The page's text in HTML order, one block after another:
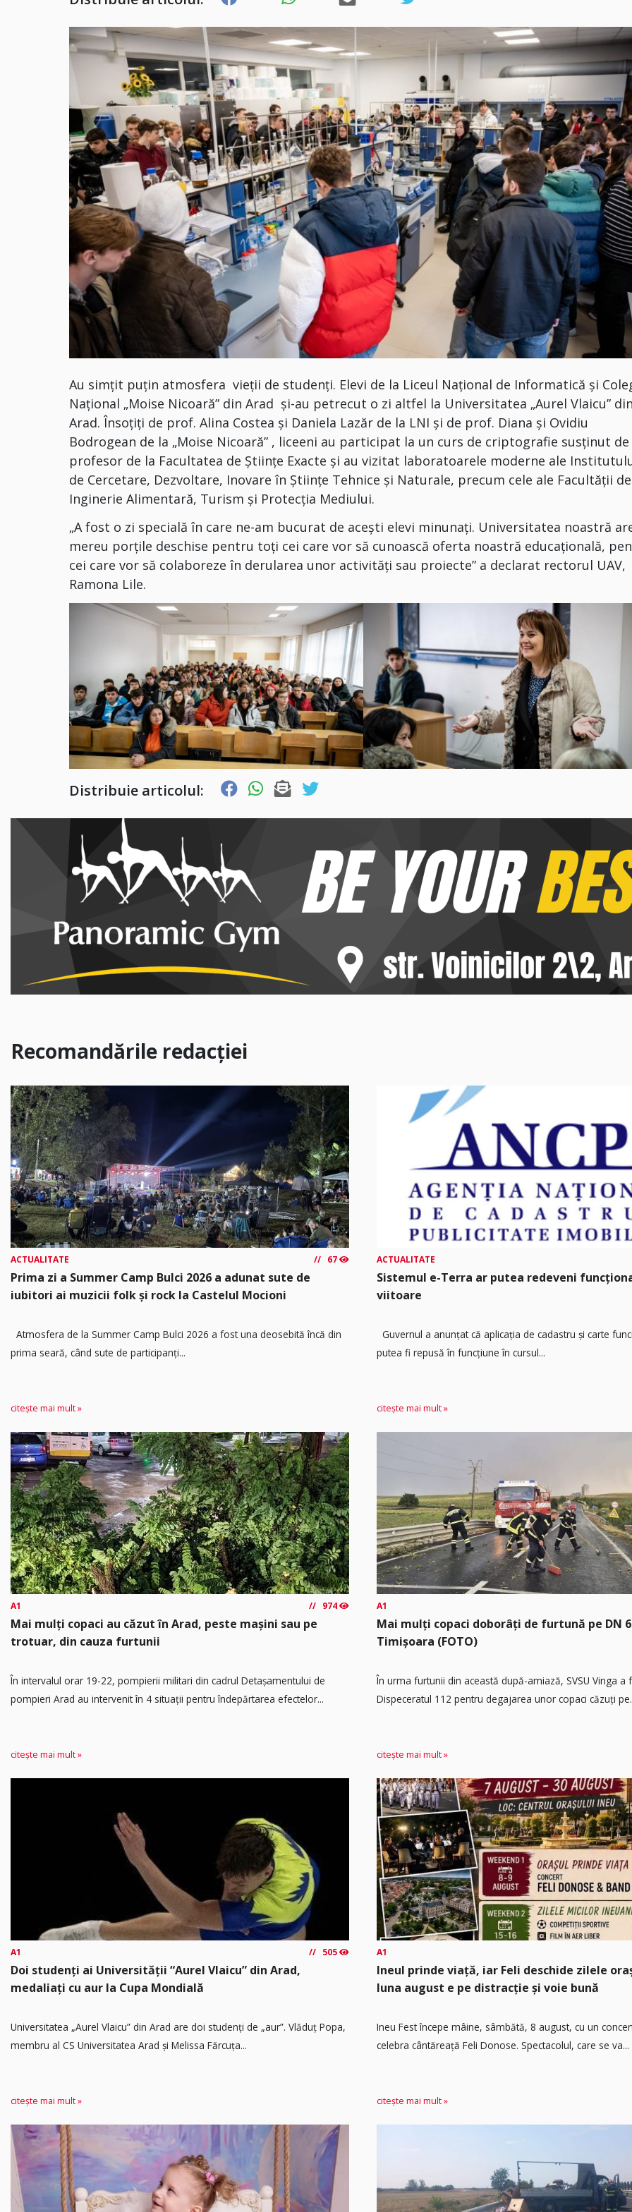
Au simțit puțin atmosfera vieții de studenți. Elevi de la Liceul Național de Informatică și
Național „Moise Nicoară” din Arad și-au petrecut o zi altfel la Universitatea „Aurel Vlaicu”
Arad. Însoțiți de prof. Alina Costea și Daniela Lazăr de la LNI și de prof. Diana și Ovidiu
Bodrogean de la „Moise Nicoară” , liceeni au participat la un curs de criptografie susținut
profesor de la Facultatea de Științe Exacte și au vizitat laboratoarele moderne ale
de Cercetare, Dezvoltare, Inovare în Știinţe Tehnice şi Naturale, precum cele ale Facultății de
Inginerie Alimentară, Turism și Protecția Mediului.
„A fost o zi specială în care ne-am bucurat de acești elevi minunați. Universitatea noastră
mereu porțile deschise pentru toți cei care vor să cunoască oferta noastră educațională,
cei care vor să colaboreze în derularea unor activități sau proiecte” a declarat rectorul UAV,
Ramona Lile.
Distribuie articolul:
Recomandările redacției
ACTUALITATE 67
Prima zi a Summer Camp Bulci 2026 a adunat sute de
iubitori ai muzicii folk și rock la Castelul Mocioni
Atmosfera de la Summer Camp Bulci 2026 a fost una deosebită încă din
prima seară, când sute de participanți...
citește mai mult »
ACTUALITATE
Sistemul e-Terra ar putea redeveni
viitoare
Guvernul a anunțat că aplicația de cadastru și carte
putea fi repusă în funcțiune în cursul...
citește mai mult »
A1 974
Mai mulți copaci au căzut în Arad, peste mașini sau pe
trotuar, din cauza furtunii
În intervalul orar 19-22, pompierii militari din cadrul Detașamentului de
pompieri Arad au intervenit în 4 situații pentru îndepărtarea efectelor...
citește mai mult »
A1
Mai mulți copaci doborâți de furtună pe DN
Timișoara (FOTO)
În urma furtunii din această după-amiază, SVSU Vinga a
Dispeceratul 112 pentru degajarea unor copaci căzuți
citește mai mult »
A1 505
Doi studenți ai Universității “Aurel Vlaicu” din Arad,
medaliați cu aur la Cupa Mondială
Universitatea „Aurel Vlaicu” din Arad are doi studenți de „aur”. Vlăduț Popa,
membru al CS Universitatea Arad și Melissa Fărcuța...
citește mai mult »
A1
Ineul prinde viață, iar Feli deschide zilele
luna august e pe distracție și voie bună
Ineu Fest începe mâine, sâmbătă, 8 august, cu un
celebra cântăreață Feli Donose. Spectacolul, care se va...
citește mai mult »